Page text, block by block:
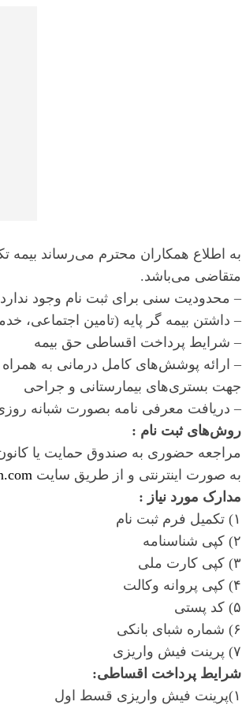
به اطلاع همکاران محترم می‌رساند بیمه
متقاضی می‌باشد.
– محدودیت سنی برای ثبت نام وجود ندارد
– داشتن بیمه گر پایه (تامین اجتماعی،
– شرایط پرداخت اقساطی حق بیمه
– ارائه پوشش‌های کامل درمانی به
جهت بستری‌های بیمارستانی و جراحی
– دریافت معرفی نامه بصورت شبانه روزی
روش‌های ثبت نام :
مراجعه حضوری به صندوق حمایت یا
به صورت اینترنتی و از طریق سایت
مدارک مورد نیاز :
۱) تکمیل فرم ثبت نام
۲) کپی شناسنامه
۳) کپی کارت ملی
۴) کپی پروانه وکالت
۵) کد پستی
۶) شماره شبای بانکی
۷) پرینت فیش واریزی
شرایط پرداخت اقساطی:
۱)پرینت فیش واریزی قسط اول